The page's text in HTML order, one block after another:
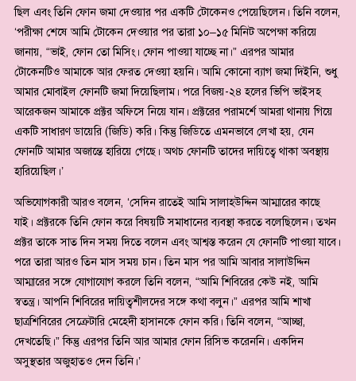
ছিল এবং তিনি ফোন জমা দেওয়ার পর একটি টোকেনও পেয়েছিলেন। তিনি বলেন,
‘পরীক্ষা শেষে আমি টোকেন দেওয়ার পর তারা ১০–১৫ মিনিট অপেক্ষা করিয়ে
জানায়, “ভাই, ফোন তো মিসিং। ফোন পাওয়া যাচ্ছে না।” এরপর আমার
টোকেনটিও আমাকে আর ফেরত দেওয়া হয়নি। আমি কোনো ব্যাগ জমা দিইনি, শুধু
আমার মোবাইল ফোনটি জমা দিয়েছিলাম। পরে বিজয়-২৪ হলের ভিপি ভাইসহ
আরেকজন আমাকে প্রক্টর অফিসে নিয়ে যান। প্রক্টরের পরামর্শে আমরা থানায় গিয়ে
একটি সাধারণ ডায়েরি (জিডি) করি। কিন্তু জিডিতে এমনভাবে লেখা হয়, যেন
ফোনটি আমার অজান্তে হারিয়ে গেছে। অথচ ফোনটি তাদের দায়িত্বে থাকা অবস্থায়
হারিয়েছিল।’
অভিযোগকারী আরও বলেন, ‘সেদিন রাতেই আমি সালাহউদ্দিন আম্মারের কাছে
যাই। প্রক্টরকে তিনি ফোন করে বিষয়টি সমাধানের ব্যবস্থা করতে বলেছিলেন। তখন
প্রক্টর তাকে সাত দিন সময় দিতে বলেন এবং আশ্বস্ত করেন যে ফোনটি পাওয়া যাবে।
পরে তারা আরও তিন মাস সময় চান। তিন মাস পর আমি আবার সালাউদ্দিন
আম্মারের সঙ্গে যোগাযোগ করলে তিনি বলেন, “আমি শিবিরের কেউ নই, আমি
স্বতন্ত্র। আপনি শিবিরের দায়িত্বশীলদের সঙ্গে কথা বলুন।” এরপর আমি শাখা
ছাত্রশিবিরের সেক্রেটারি মেহেদী হাসানকে ফোন করি। তিনি বলেন, “আচ্ছা,
দেখতেছি।” কিন্তু এরপর তিনি আর আমার ফোন রিসিভ করেননি। একদিন
অসুস্থতার অজুহাতও দেন তিনি।’